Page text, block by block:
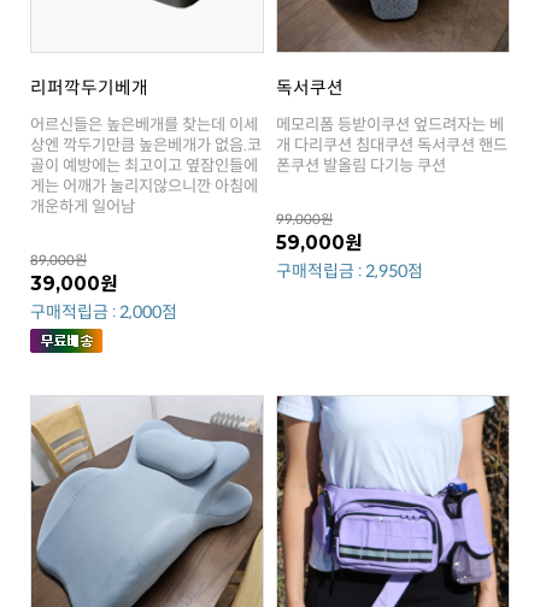
리퍼깍두기베개
개운하게 일어남
89,000원
39,000원
구매적립금 : 2,000점
독서쿠션
폰쿠션 발올림 다기능 쿠션
99,000원
59,000원
구매적립금 : 2,950점